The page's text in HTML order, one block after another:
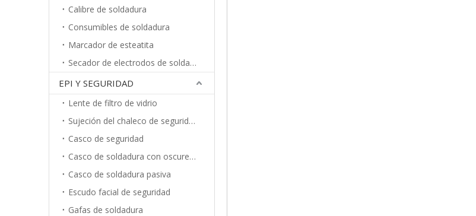
Calibre de soldadura
Consumibles de soldadura
Marcador de esteatita
Secador de electrodos de soldadura
EPI Y SEGURIDAD
Lente de filtro de vidrio
Sujeción del chaleco de seguridad
Casco de seguridad
Casco de soldadura con oscurecimiento automático
Casco de soldadura pasiva
Escudo facial de seguridad
Gafas de soldadura